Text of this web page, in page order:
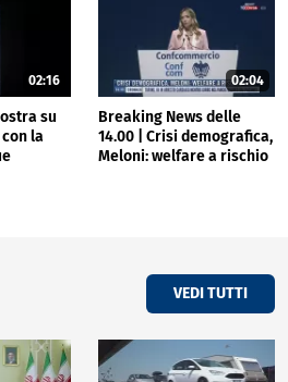
02:16
su
la
02:04
Breaking News delle
14.00 | Crisi demografica,
Meloni: welfare a rischio
VEDI TUTTI